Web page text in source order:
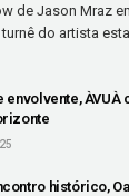
de Jason Mraz
do artista
envolvente,
histórico,